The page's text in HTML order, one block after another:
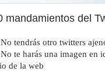
mandamientos del
tendrás otro twitters
te harás una imagen en
de la web